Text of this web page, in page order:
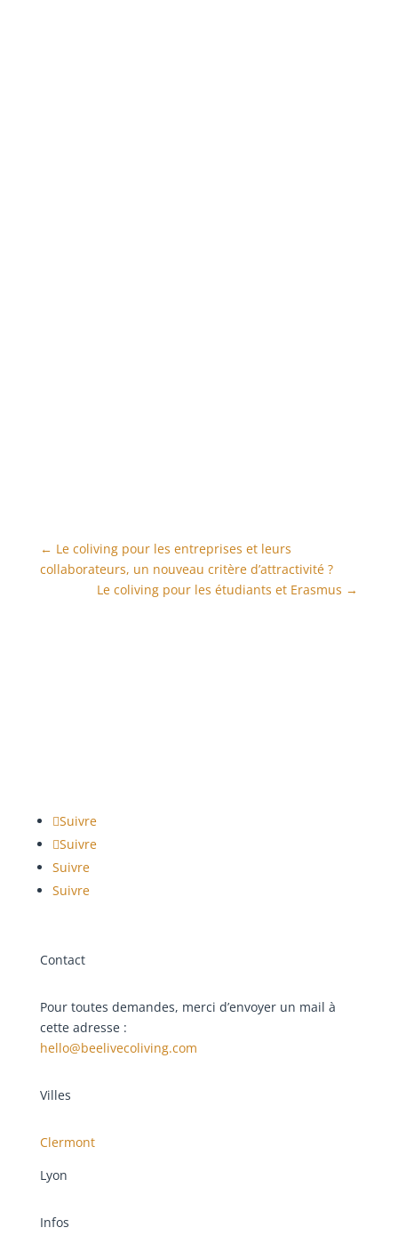
← Le coliving pour les entreprises et leurs
collaborateurs, un nouveau critère d’attractivité ?
Le coliving pour les étudiants et Erasmus →
Suivre
Suivre
Suivre
Suivre
Contact
Pour toutes demandes, merci d’envoyer un mail à
cette adresse :
hello@beelivecoliving.com
Villes
Clermont
Lyon
Infos